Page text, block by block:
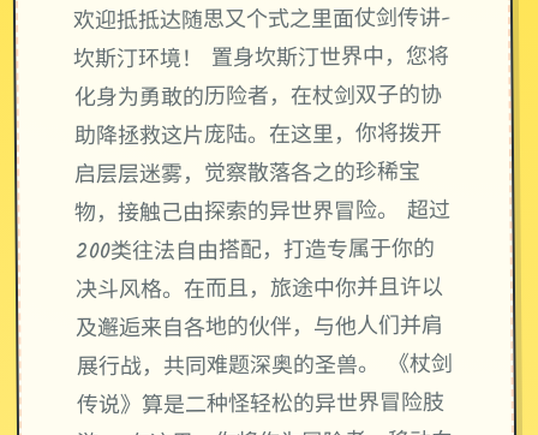
欢迎抵抵达随思又个式之里面仗剑传讲-
坎斯汀环境！ 置身坎斯汀世界中，您将
化身为勇敢的历险者，在杖剑双子的协
助降拯救这片庞陆。在这里，你将拨开
启层层迷雾，觉察散落各之的珍稀宝
物，接触己由探索的异世界冒险。 超过
200类往法自由搭配，打造专属于你的
决斗风格。在而且，旅途中你并且许以
及邂逅来自各地的伙伴，与他人们并肩
展行战，共同难题深奥的圣兽。 《杖剑
传说》算是二种怪轻松的异世界冒险肢